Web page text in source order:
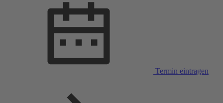
Termin eintragen